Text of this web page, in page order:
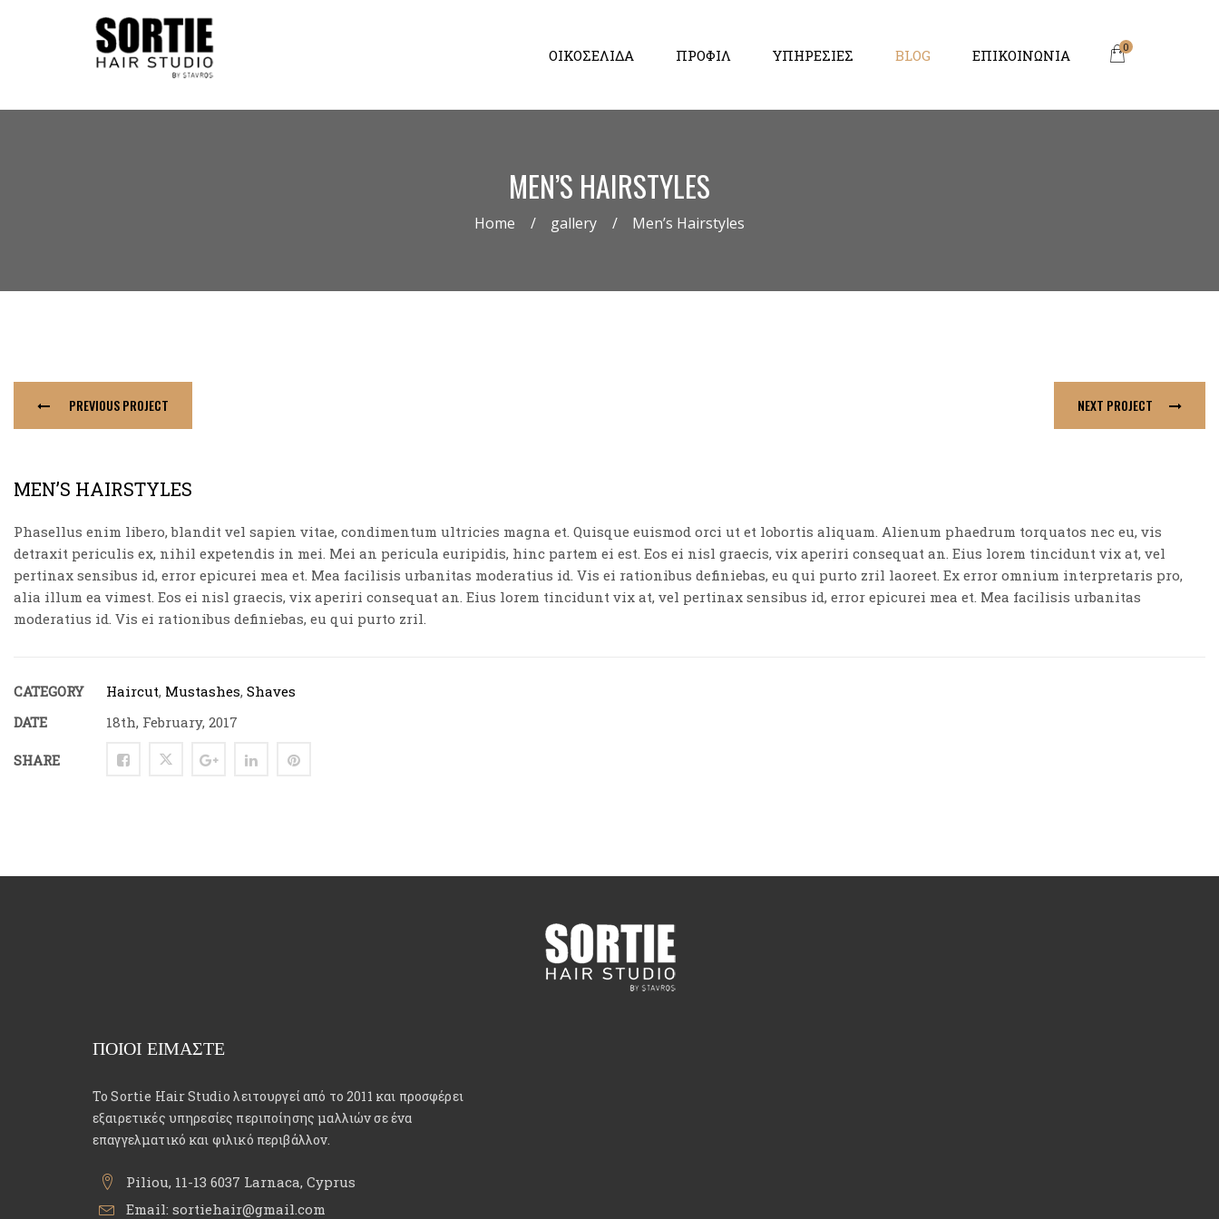
ΟΙΚΟΣΕΛΙΔΑ ΠΡΟΦΙΛ ΥΠΗΡΕΣΙΕΣ BLOG ΕΠΙΚΟΙΝΩΝΙΑ 0
MEN’S HAIRSTYLES
Home gallery Men’s Hairstyles
PREVIOUS PROJECT NEXT PROJECT
MEN’S HAIRSTYLES
Phasellus enim libero, blandit vel sapien vitae, condimentum ultricies magna et. Quisque euismod orci ut et lobortis aliquam. Alienum phaedrum torquatos nec eu, vis
detraxit periculis ex, nihil expetendis in mei. Mei an pericula euripidis, hinc partem ei est. Eos ei nisl graecis, vix aperiri consequat an. Eius lorem tincidunt vix at, vel
pertinax sensibus id, error epicurei mea et. Mea facilisis urbanitas moderatius id. Vis ei rationibus definiebas, eu qui purto zril laoreet. Ex error omnium interpretaris pro,
alia illum ea vimest. Eos ei nisl graecis, vix aperiri consequat an. Eius lorem tincidunt vix at, vel pertinax sensibus id, error epicurei mea et. Mea facilisis urbanitas
moderatius id. Vis ei rationibus definiebas, eu qui purto zril.
CATEGORY Haircut, Mustashes, Shaves
DATE
18th, February, 2017
SHARE
ΠΟΙΟΙ ΕΙΜΑΣΤΕ
Το Sortie Hair Studio λειτουργεί από το 2011 και προσφέρει
εξαιρετικές υπηρεσίες περιποίησης μαλλιών σε ένα
επαγγελματικό και φιλικό περιβάλλον.
Piliou, 11-13 6037 Larnaca, Cyprus
Email: sortiehair@gmail.com